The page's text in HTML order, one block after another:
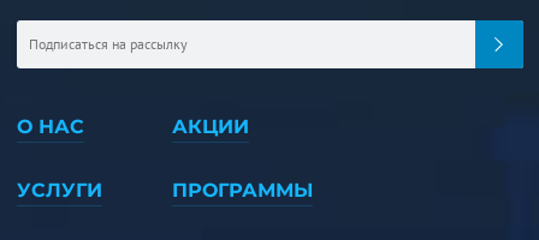
О НАС
УСЛУГИ
АКЦИИ
ПРОГРАММЫ